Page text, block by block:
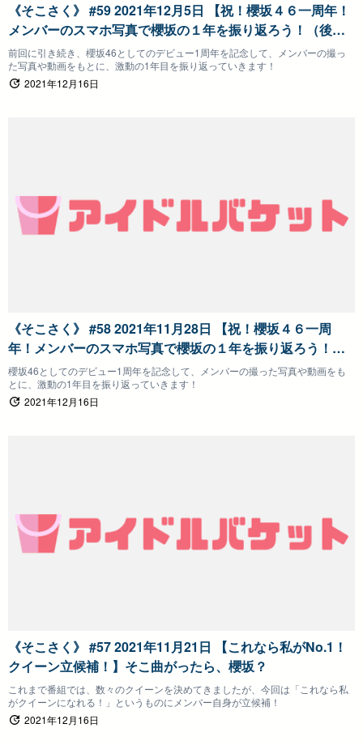
《そこさく》 #59 2021年12月5日 【祝！櫻坂４６一周年！
メンバーのスマホ写真で櫻坂の１年を振り返ろう！（後
編）】そこ曲がったら、櫻坂？
前回に引き続き、櫻坂46としてのデビュー1周年を記念して、メンバーの撮っ
た写真や動画をもとに、激動の1年目を振り返っていきます！
2021年12月16日
《そこさく》 #58 2021年11月28日 【祝！櫻坂４６一周
年！メンバーのスマホ写真で櫻坂の１年を振り返ろう！
（前半）】そこ曲がったら、櫻坂？
櫻坂46としてのデビュー1周年を記念して、メンバーの撮った写真や動画をも
とに、激動の1年目を振り返っていきます！
2021年12月16日
《そこさく》 #57 2021年11月21日 【これなら私がNo.1！
クイーン立候補！】そこ曲がったら、櫻坂？
これまで番組では、数々のクイーンを決めてきましたが、今回は「これなら私
がクイーンになれる！」というものにメンバー自身が立候補！
2021年12月16日